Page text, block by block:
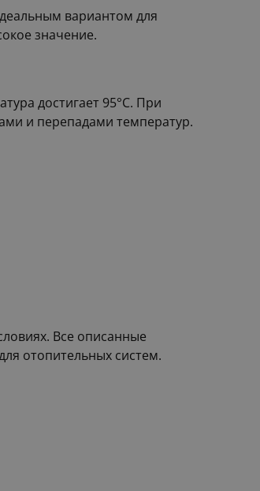
вариантом для
значение.
достигает 95°С. При
и перепадами температур.
Все описанные
отопительных систем.